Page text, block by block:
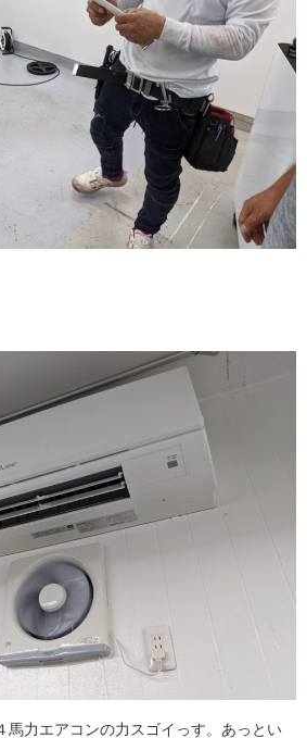
馬力エアコンの力スゴイっす。あっとい